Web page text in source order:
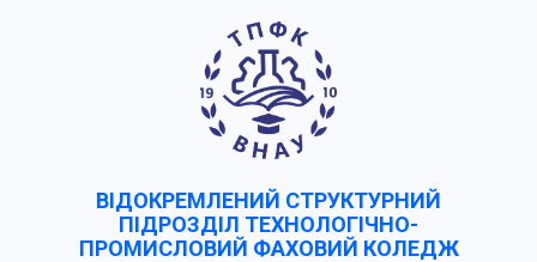
ВІДОКРЕМЛЕНИЙ СТРУКТУРНИЙ
ПІДРОЗДІЛ ТЕХНОЛОГІЧНО-
ПРОМИСЛОВИЙ ФАХОВИЙ КОЛЕДЖ